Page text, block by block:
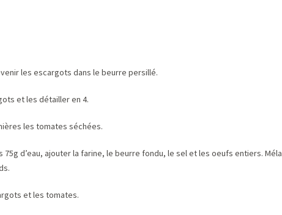
les escargots dans le beurre persillé.
et les détailler en 4.
les tomates séchées.
75g d’eau, ajouter la farine, le beurre fondu, le sel et les oeufs entiers.
et les tomates.